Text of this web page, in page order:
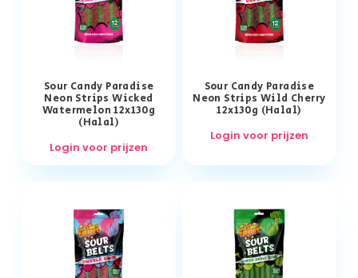
Sour Candy Paradise
Neon Strips Wicked
Watermelon 12x130g
(Halal)
Login voor prijzen
Sour Candy Paradise
Neon Strips Wild Cherry
12x130g (Halal)
Login voor prijzen